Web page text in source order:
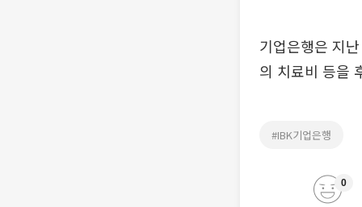
기업은행은 지
의 치료비 등을
#IBK기업은행
0